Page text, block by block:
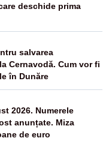
deschide prima
salvarea
Cernavodă. Cum vor fi
în Dunăre
2026. Numerele
anunțate. Miza
de euro